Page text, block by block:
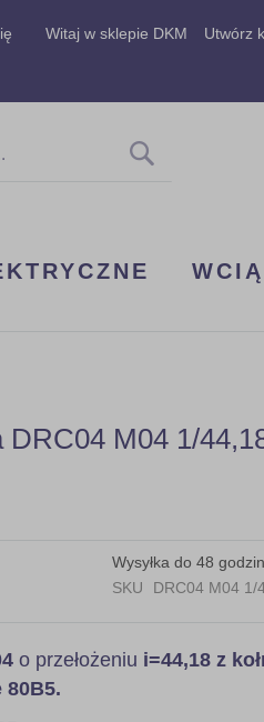
Witaj w sklepie DKM Utwórz
DRC04 M04 1/
Wysyłka do 48 godzin
SKU
DRC04 M04 1/
o przełożeniu i=44,18 z
80B5.